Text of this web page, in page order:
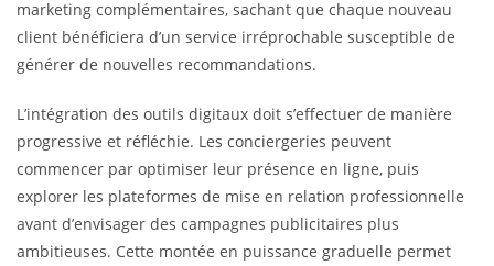
marketing complémentaires, sachant que chaque nouveau
client bénéficiera d’un service irréprochable susceptible de
générer de nouvelles recommandations.
L’intégration des outils digitaux doit s’effectuer de manière
progressive et réfléchie. Les conciergeries peuvent
commencer par optimiser leur présence en ligne, puis
explorer les plateformes de mise en relation professionnelle
avant d’envisager des campagnes publicitaires plus
ambitieuses. Cette montée en puissance graduelle permet